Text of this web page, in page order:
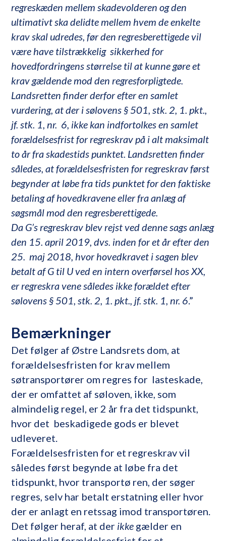
regreskæden mellem skadevolderen og den
ultimativt ska delidte mellem hvem de enkelte
krav skal udredes, før den regresberettigede vil
være have tilstrækkelig sikkerhed for
hovedfordringens størrelse til at kunne gøre et
krav gældende mod den regresforpligtede.
Landsretten finder derfor efter en samlet
vurdering, at der i sølovens § 501, stk. 2, 1. pkt.,
jf. stk. 1, nr. 6, ikke kan indfortolkes en samlet
forældelsesfrist for regreskrav på i alt maksimalt
to år fra skadestids punktet. Landsretten finder
således, at forældelsesfristen for regreskrav først
begynder at løbe fra tids punktet for den faktiske
betaling af hovedkravene eller fra anlæg af
søgsmål mod den regresberettigede.
Da G’s regreskrav blev rejst ved denne sags anlæg
den 15. april 2019, dvs. inden for et år efter den
25. maj 2018, hvor hovedkravet i sagen blev
betalt af G til U ved en intern overførsel hos XX,
er regreskra vene således ikke forældet efter
sølovens § 501, stk. 2, 1. pkt., jf. stk. 1, nr. 6.”
Bemærkninger
Det følger af Østre Landsrets dom, at
forældelsesfristen for krav mellem
søtransportører om regres for lasteskade,
der er omfattet af søloven, ikke, som
almindelig regel, er 2 år fra det tidspunkt,
hvor det beskadigede gods er blevet
udleveret.
Forældelsesfristen for et regreskrav vil
således først begynde at løbe fra det
tidspunkt, hvor transportø ren, der søger
regres, selv har betalt erstatning eller hvor
der er anlagt en retssag imod transportøren.
Det følger heraf, at der ikke gælder en